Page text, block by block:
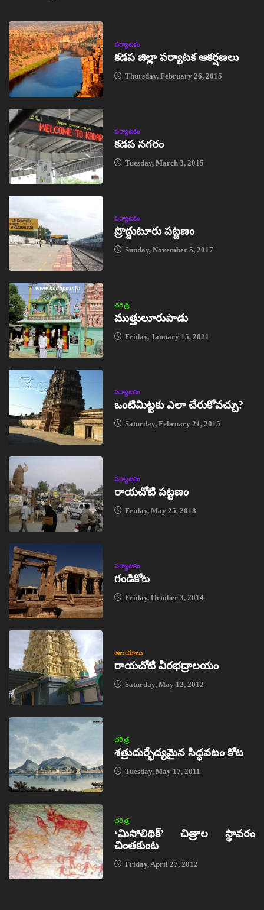
పర్యాటకం
కడప జిల్లా పర్యాటక ఆకర్షణలు
Thursday, February 26, 2015
పర్యాటకం
కడప నగరం
Tuesday, March 3, 2015
పర్యాటకం
ప్రొద్దుటూరు పట్టణం
Sunday, November 5, 2017
చరిత్ర
ముత్తులూరుపాడు
Friday, January 15, 2021
పర్యాటకం
ఒంటిమిట్టకు ఎలా చేరుకోవచ్చు?
Saturday, February 21, 2015
పర్యాటకం
రాయచోటి పట్టణం
Friday, May 25, 2018
పర్యాటకం
గండికోట
Friday, October 3, 2014
ఆలయాలు
రాయచోటి వీరభద్రాలయం
Saturday, May 12, 2012
చరిత్ర
శత్రుదుర్భేద్యమైన సిద్ధవటం కోట
Tuesday, May 17, 2011
చరిత్ర
‘మిసోలిథిక్‌’ చిత్రాల స్థావరం
చింతకుంట
Friday, April 27, 2012